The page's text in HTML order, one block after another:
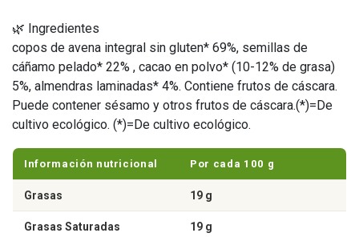
🌿 Ingredientes
copos de avena integral sin gluten* 69%, semillas de
cáñamo pelado* 22% , cacao en polvo* (10-12% de grasa)
5%, almendras laminadas* 4%. Contiene frutos de cáscara.
Puede contener sésamo y otros frutos de cáscara.(*)=De
cultivo ecológico. (*)=De cultivo ecológico.
Información nutricional Por cada 100 g
Grasas 19 g
Grasas Saturadas 19 g